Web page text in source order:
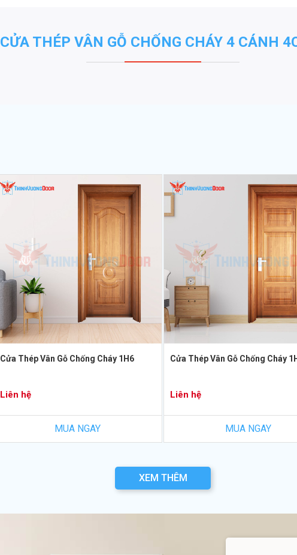
CỬA THÉP VÂN GỖ CHỐNG CHÁY 4 CÁNH
Cửa Thép Vân Gỗ Chống Cháy 1H6
Liên hệ
MUA NGAY
Cửa Thép Vân Gỗ Chống Cháy
Liên hệ
MUA NGAY
XEM THÊM